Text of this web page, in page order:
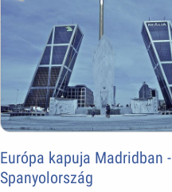
Európa kapuja Madridban -
Spanyolország